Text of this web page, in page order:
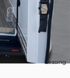
Leasing